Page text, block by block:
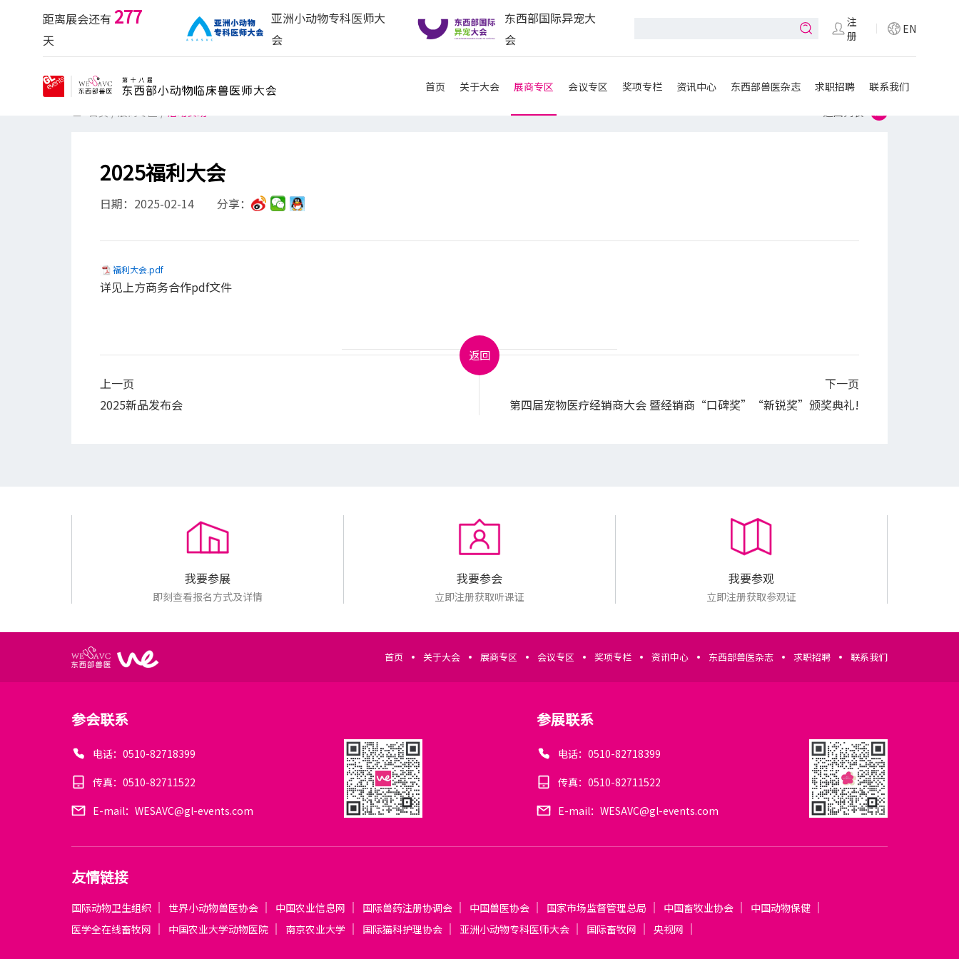
距离展会还有 277
天
亚洲小动物专科医师大
会
东西部国际异宠大
会
注
册
EN
首页 关于大会 展商专区 会议专区 奖项专栏 资讯中心 东西部兽医杂志 求职招聘
联系我们
首页 / 展商专区 / 活动赞助 返回列表
2025福利大会
日期：2025-02-14 分享：
福利大会.pdf
详见上方商务合作pdf文件
上一页
2025新品发布会
下一页
第四届宠物医疗经销商大会 暨经销商“口碑奖”“新锐奖”颁奖典礼!
返回
我要参展
即刻查看报名方式及详情
我要参会
立即注册获取听课证
我要参观
立即注册获取参观证
首页 关于大会 展商专区 会议专区 奖项专栏 资讯中心 东西部兽医杂志 求职招聘 联系我们
参会联系
电话：0510-82718399
传真：0510-82711522
E-mail：WESAVC@gl-events.com
参展联系
电话：0510-82718399
传真：0510-82711522
E-mail：WESAVC@gl-events.com
友情链接
国际动物卫生组织 世界小动物兽医协会 中国农业信息网 国际兽药注册协调会 中国兽医协会 国家市场监督管理总局 中国畜牧业协会
中国动物保健
医学全在线畜牧网
中国农业大学动物医院 南京农业大学 国际猫科护理协会 亚洲小动物专科医师大会 国际畜牧网 央视网